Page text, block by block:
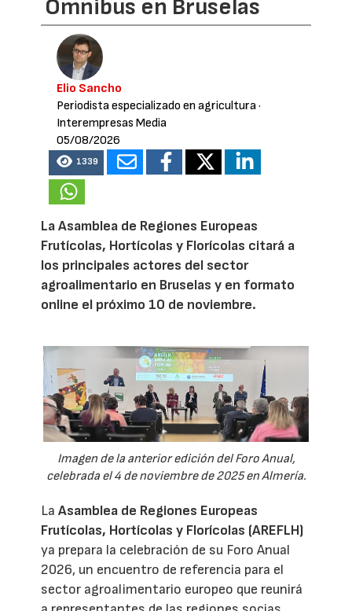
Omnibus en Bruselas
Elio Sancho
Periodista especializado en agricultura·
Interempresas Media
05/08/2026
1339
La Asamblea de Regiones Europeas
Frutícolas, Hortícolas y Florícolas citará a
los principales actores del sector
agroalimentario en Bruselas y en formato
online el próximo 10 de noviembre.
Imagen de la anterior edición del Foro Anual,
celebrada el 4 de noviembre de 2025 en Almería.
LaAsamblea de Regiones Europeas
Frutícolas, Hortícolas y Florícolas (AREFLH)
ya prepara la celebración de su Foro Anual
2026, un encuentro de referencia para el
sector agroalimentario europeo que reunirá